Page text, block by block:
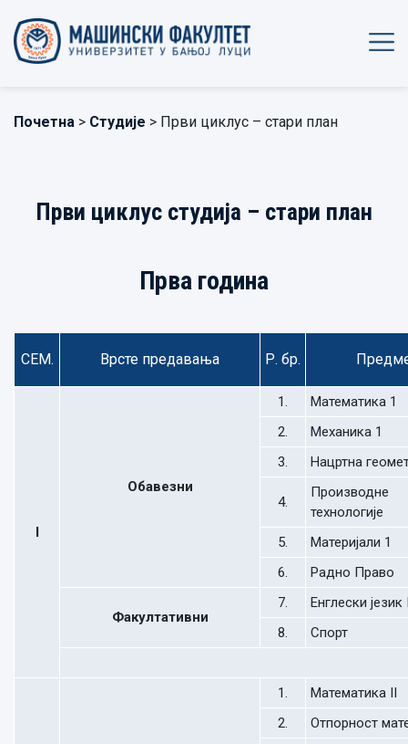
Почетна > Студије > Први циклус – стари план
Први циклус студија – стари план
Прва година
СЕМ. Врсте предавања Р. бр.
I
Обавезни
1.
Математика 1
2.
Механика 1
3.
Нацртна
4.
Производне
технологије
5.
Материјали 1
6.
Радно Право
Факултативни
7.
Енглески језик
8.
Спорт
1.
Математика II
2.
Отпорност